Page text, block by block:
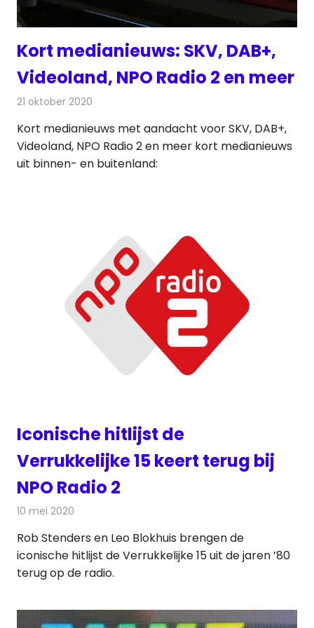
Kort medianieuws: SKV, DAB+,
Videoland, NPO Radio 2 en meer
21 oktober 2020
Kort medianieuws met aandacht voor SKV, DAB+,
Videoland, NPO Radio 2 en meer kort medianieuws
uit binnen- en buitenland:
Iconische hitlijst de
Verrukkelijke 15 keert terug bij
NPO Radio 2
10 mei 2020
Rob Stenders en Leo Blokhuis brengen de
iconische hitlijst de Verrukkelijke 15 uit de jaren ’80
terug op de radio.